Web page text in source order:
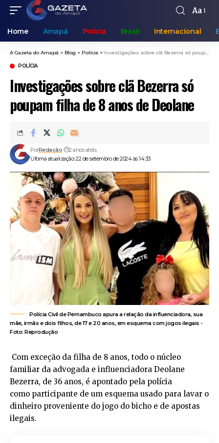
Aa
Home Amapá Polícia Brasil Internacional
A Gazeta do Amapá > Blog > Polícia > Investigações sobre clã Bezerra só poupam filha de 8 anos de Deolane
POLÍCIA
Investigações sobre clã Bezerra só
poupam filha de 8 anos de Deolane
Ultima atualização: 22 de setembro de 2024 às 14:33
PorRedação 2 anos atrás
Polícia Civil de Pernambuco apura a relação da influenciadora, sua
mãe, irmãs e dois filhos, de 17 e 20 anos, em esquema com jogos ilegais -
Foto: Reprodução
Com exceção da filha de 8 anos, todo o núcleo
familiar da advogada e influenciadora Deolane
Bezerra, de 36 anos, é apontado pela polícia
como participante de um esquema usado para lavar o
dinheiro proveniente do jogo do bicho e de apostas
ilegais.